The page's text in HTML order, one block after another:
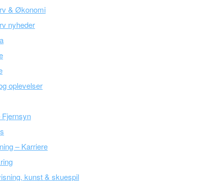
& Økonomi
nyheder
oplevelser
Fjernsyn
– Karriere
kunst & skuespil